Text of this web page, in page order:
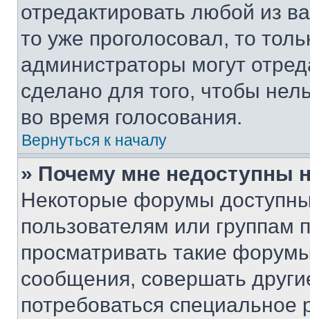
отредактировать любой из
то уже проголосовал, то
администраторы могут
сделано для того, чтобы
во время голосования.
Вернуться к началу
» Почему мне недоступны
Некоторые форумы
пользователям или группам
просматривать такие
сообщения, совершать
потребоваться